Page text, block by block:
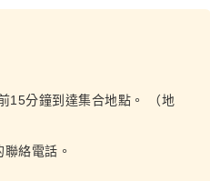
15分鐘到達集合地點。 （地
絡電話。